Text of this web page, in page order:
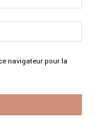
:*
:*
navigateur pour la